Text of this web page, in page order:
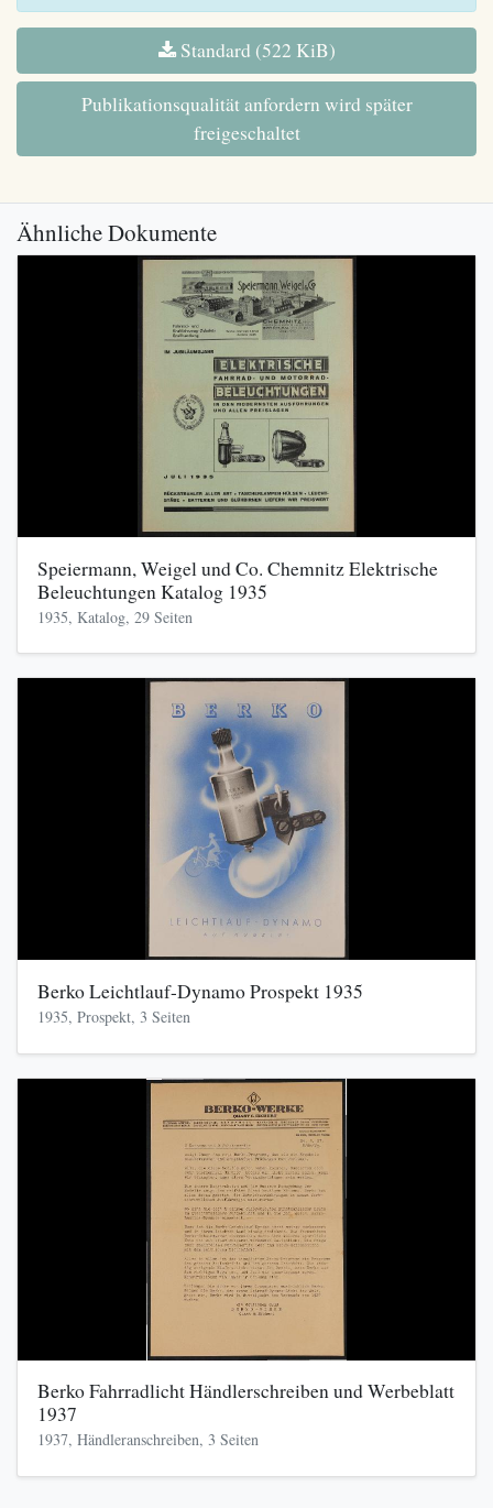
Standard (522 KiB)
Publikationsqualität anfordern wird später
freigeschaltet
Ähnliche Dokumente
Speiermann, Weigel und Co. Chemnitz Elektrische
Beleuchtungen Katalog 1935
1935, Katalog, 29 Seiten
Berko Leichtlauf-Dynamo Prospekt 1935
1935, Prospekt, 3 Seiten
Berko Fahrradlicht Händlerschreiben und Werbeblatt
1937
1937, Händleranschreiben, 3 Seiten